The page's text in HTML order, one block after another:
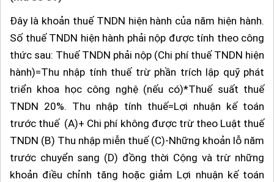
Đây là khoản thuế TNDN hiện hành của năm hiện hành.
Số thuế TNDN hiện hành phải nộp được tính theo công
thức sau: Thuế TNDN phải nộp (Chi phí thuế TNDN hiện
hành)=Thu nhập tính thuế trừ phần trích lập quỹ phát
triển khoa học công nghệ (nếu có)*Thuế suất thuế
TNDN 20%. Thu nhập tính thuế=Lợi nhuận kế toán
trước thuế (A)+ Chi phí không được trừ theo Luật thuế
TNDN (B) Thu nhập miễn thuế (C)-Những khoản lỗ năm
trước chuyển sang (D) đồng thời Cộng và trừ những
khoản điều chỉnh tăng hoặc giảm Lợi nhuận kế toán